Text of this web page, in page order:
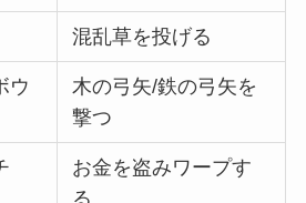
混乱草を投げる
ウ
木の弓矢/鉄の弓矢を
撃つ
お金を盗みワープす
る